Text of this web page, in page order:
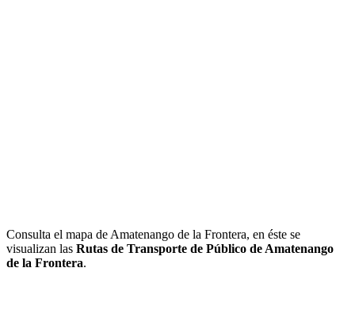
Consulta el mapa de Amatenango de la Frontera, en éste se
visualizan las Rutas de Transporte de Público de Amatenango
de la Frontera.